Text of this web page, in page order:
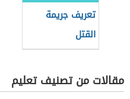
تعريف جريمة
القتل
مقالات من تصنيف تعليم